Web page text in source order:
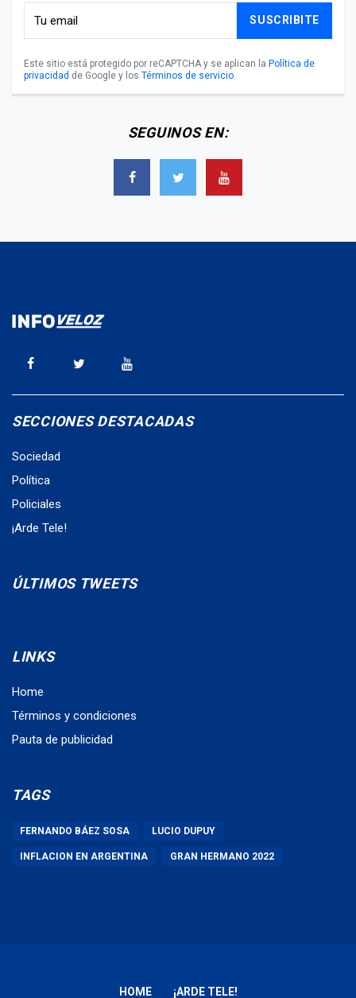
SUSCRIBITE
Este sitio está protegido por reCAPTCHA y se aplican la Política de
privacidad de Google y los Términos de servicio.
SEGUINOS EN:
SECCIONES DESTACADAS
Sociedad
Política
Policiales
¡Arde Tele!
ÚLTIMOS TWEETS
LINKS
Home
Términos y condiciones
Pauta de publicidad
TAGS
FERNANDO BÁEZ SOSA LUCIO DUPUY
INFLACION EN ARGENTINA GRAN HERMANO 2022
HOME ¡ARDE TELE!